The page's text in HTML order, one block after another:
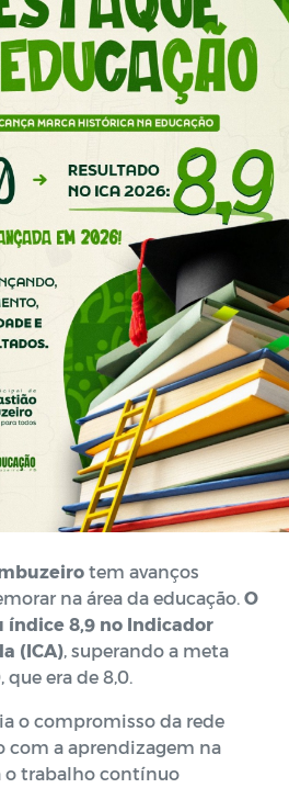
tem avanços
na área da educação. O
8,9 no Indicador
(ICA), superando a meta
era de 8,0.
o compromisso da rede
com a aprendizagem na
o trabalho contínuo